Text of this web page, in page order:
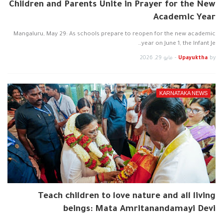
Children and Parents Unite in Prayer for the New
Academic Year
Mangaluru, May 29: As schools prepare to reopen for the new academic
year on June 1, the Infant Je…
by
Upayuktha
- مايو 29, 2026
KARNATAKA NEWS
Teach children to love nature and all living
beings: Mata Amritanandamayi Devi